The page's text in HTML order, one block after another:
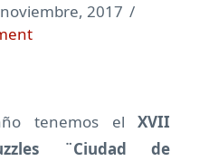
2017
tenemos elXVII
¨Ciudad de